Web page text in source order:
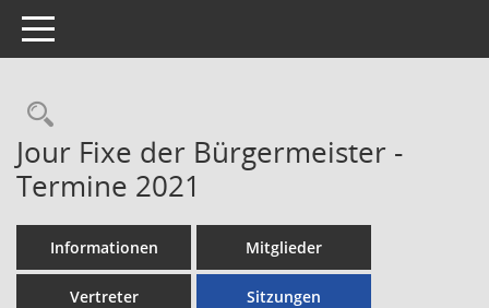
Toggle navigation
Rechercheauswahl
Jour Fixe der Bürgermeister -
Termine 2021
Informationen Mitglieder
Vertreter Sitzungen